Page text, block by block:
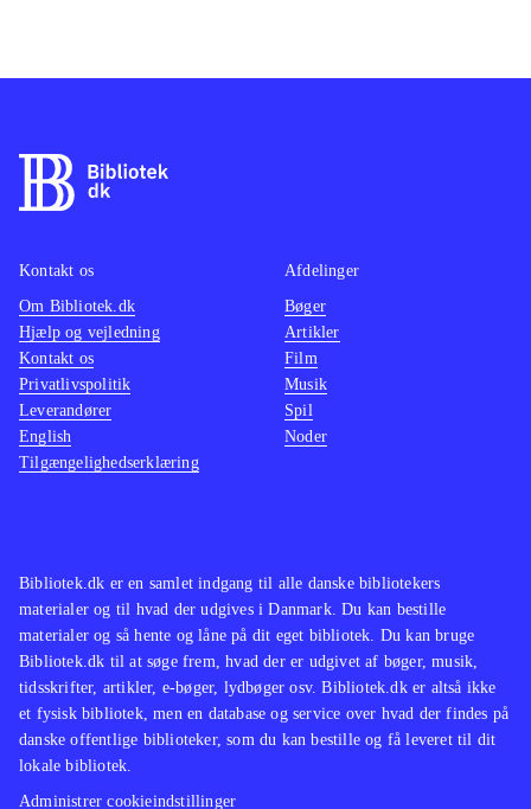
virkeligheden. Der er selvfølgelig
versioner af sportsgrenene, hvor
underholdning og konkurrence er i
fokus. Af de i alt 12 discipliner,
dem holder i længden. Men
underholdningsværdien ligger som
sagt primært i samværet. Kinect-
styringen fungerer glimrende.
Grafikken er tilpas sjov, simpel og
hurtig
Der findes en del Kinect-party-
motion" (begge fra 2010).
Denne samlepakke er fremragende -
hvis man dels har kinect-udstyr
stående og dels ikke har anskaffet sig
season 1 eller 2 i forvejen. Der er fin
valuta for pengene og dette er nogle
af de bedste kinect-spil på markedet
Bibliotek.dk er en samlet indgang til alle danske bibliotekers
materialer og til hvad der udgives i Danmark. Du kan bestille
materialer og så hente og låne på dit eget bibliotek. Du kan bruge
Bibliotek.dk til at søge frem, hvad der er udgivet af bøger, musik,
tidsskrifter, artikler, e-bøger, lydbøger osv. Bibliotek.dk er altså ikke
et fysisk bibliotek, men en database og service over hvad der findes på
danske offentlige biblioteker, som du kan bestille og få leveret til dit
lokale bibliotek.
Administrer cookieindstillinger
Kontakt os
Om Bibliotek.dk
Hjælp og vejledning
Kontakt os
Privatlivspolitik
Leverandører
English
Tilgængelighedserklæring
Afdelinger
Bøger
Artikler
Film
Musik
Spil
Noder